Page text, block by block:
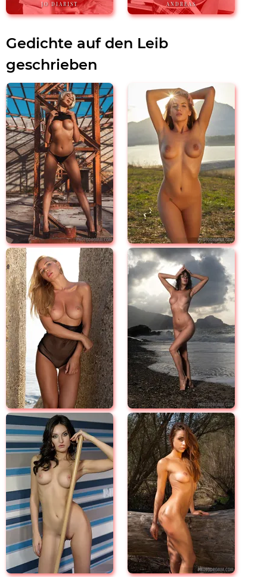
JO DIARIST ANDREAS
Gedichte auf den Leib
geschrieben